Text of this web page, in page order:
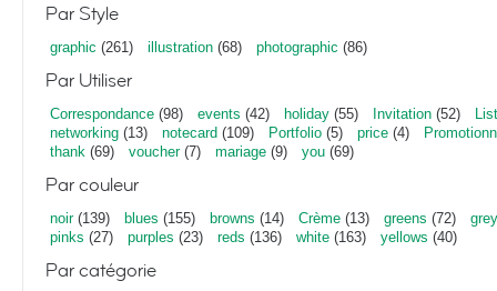
Par Style
graphic (261) illustration (68) photographic (86)
Par Utiliser
Correspondance (98) events (42) holiday (55) Invitation (52)
networking (13) notecard (109) Portfolio (5) price (4)
thank (69) voucher(7) mariage (9) you (69)
Par couleur
noir(139) blues (155) browns (14) Crème (13) greens (72)
pinks (27) purples (23) reds (136) white (163) yellows (40)
Par catégorie